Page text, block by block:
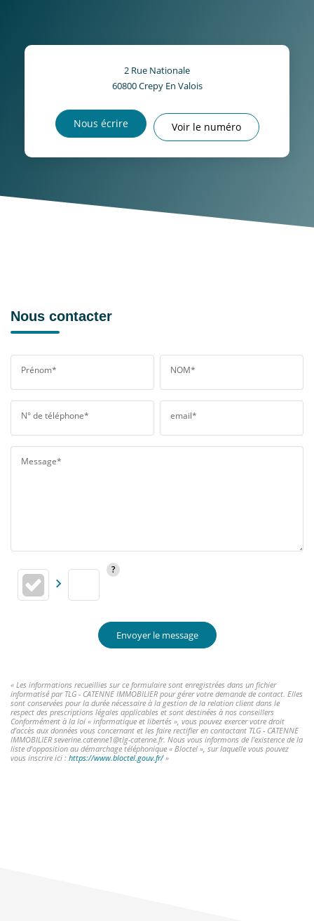
2 Rue Nationale
60800Crepy En Valois
Nous écrire Voir le numéro
Nous contacter
Prénom* NOM*
N° de téléphone* email*
Message*
Envoyer le message
« Les informations recueillies sur ce formulaire sont enregistrées dans un fichier
informatisé par TLG - CATENNE IMMOBILIER pour gérer votre demande de contact. Elles
sont conservées pour la durée nécessaire à la gestion de la relation client dans le
respect des prescriptions légales applicables et sont destinées à nos conseillers
Conformément à la loi « informatique et libertés », vous pouvez exercer votre droit
d'accès aux données vous concernant et les faire rectifier en contactant TLG - CATENNE
IMMOBILIER severine.catenne1@tlg-catenne.fr. Nous vous informons de l'existence de la
liste d'opposition au démarchage téléphonique « Bloctel », sur laquelle vous pouvez
vous inscrire ici : https://www.bloctel.gouv.fr/»